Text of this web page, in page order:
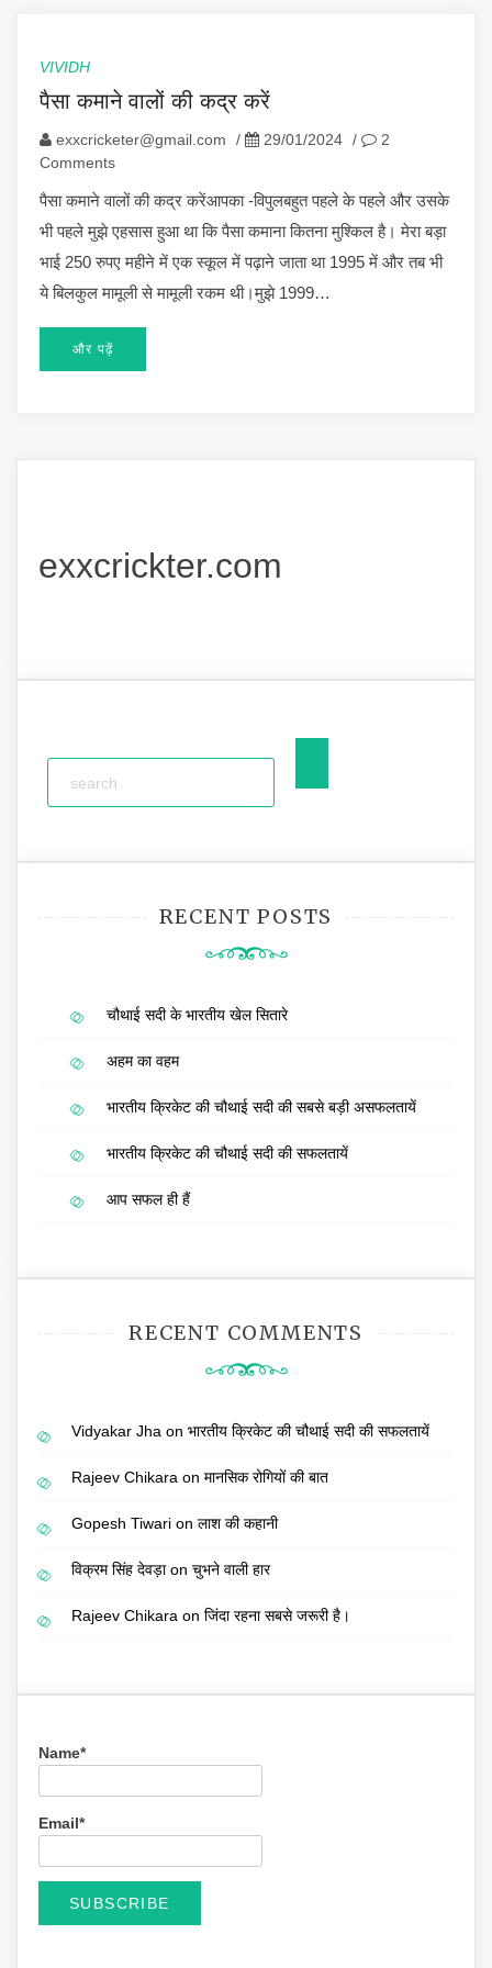
VIVIDH
पैसा कमाने वालों की कद्र करें
exxcricketer@gmail.com / 29/01/2024 /
2
Comments
पैसा कमाने वालों की कद्र करेंआपका -विपुलबहुत पहले के पहले और उसके
भी पहले मुझे एहसास हुआ था कि पैसा कमाना कितना मुश्किल है। मेरा बड़ा
भाई 250 रुपए महीने में एक स्कूल में पढ़ाने जाता था 1995 में और तब भी
ये बिलकुल मामूली से मामूली रकम थी।मुझे 1999…
और पढ़ें
exxcrickter.com
RECENT POSTS
चौथाई सदी के भारतीय खेल सितारे
अहम का वहम
भारतीय क्रिकेट की चौथाई सदी की सबसे बड़ी असफलतायें
भारतीय क्रिकेट की चौथाई सदी की सफलतायें
आप सफल ही हैं
RECENT COMMENTS
Vidyakar Jha on भारतीय क्रिकेट की चौथाई सदी की सफलतायें
Rajeev Chikara on मानसिक रोगियों की बात
Gopesh Tiwari on लाश की कहानी
विक्रम सिंह देवड़ाon चुभने वाली हार
Rajeev Chikara on जिंदा रहना सबसे जरूरी है।
Name*
Email*